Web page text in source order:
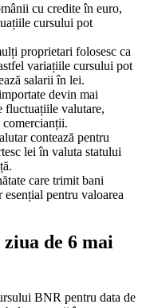
cu credite în euro,
cursului pot
proprietari folosesc ca
variațiile cursului pot
salarii în lei.
devin mai
fluctuațiile valutare,
contează pentru
lei în valuta statului
care trimit bani
pentru valoarea
de 6 mai
BNR pentru data de